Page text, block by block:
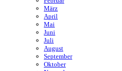
März
April
Mai
Juni
Juli
August
September
Oktober